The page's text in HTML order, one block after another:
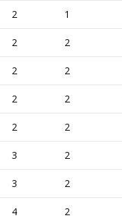
2 1
2 2
2 2
2 2
2 2
3 2
3 2
4 2